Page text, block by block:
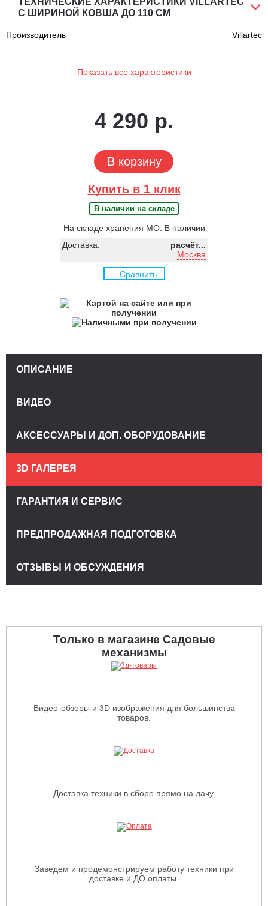
С ШИРИНОЙ КОВША ДО 110 CМ
Производитель Villartec
Показать все характеристики
4 290 р.
В корзину
Купить в 1 клик
В наличии на складе
На складе хранения МО: В наличии
Доставка:
расчёт...
Москва
Сравнить
ОПИСАНИЕ
ВИДЕО
АКСЕССУАРЫ И ДОП. ОБОРУДОВАНИЕ
3D ГАЛЕРЕЯ
ГАРАНТИЯ И СЕРВИС
ПРЕДПРОДАЖНАЯ ПОДГОТОВКА
ОТЗЫВЫ И ОБСУЖДЕНИЯ
Только в магазине Садовые
механизмы
Видео-обзоры и 3D изображения для большинства
товаров.
Доставка техники в сборе прямо на дачу.
Заведем и продемонстрируем работу техники при
доставке и ДО оплаты.